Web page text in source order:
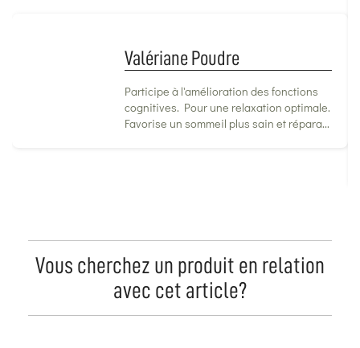
Valériane Poudre
Participe à l'amélioration des fonctions
cognitives. Pour une relaxation optimale.
Favorise un sommeil plus sain et répara...
Vous cherchez un produit en relation
avec cet article?